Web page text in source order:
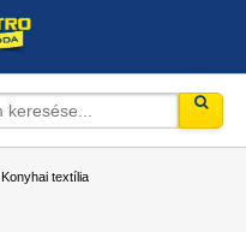
Konyhai textília